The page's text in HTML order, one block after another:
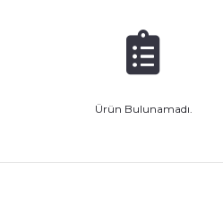
Ürün Bulunamadı.